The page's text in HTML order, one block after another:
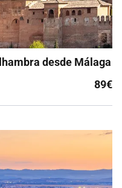
desde Málaga
89€